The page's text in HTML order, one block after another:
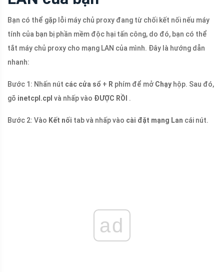
Bạn có thể gặp lỗi máy chủ proxy đang từ chối kết nối nếu máy
tính của bạn bị phần mềm độc hại tấn công, do đó, bạn có thể
tắt máy chủ proxy cho mạng LAN của mình. Đây là hướng dẫn
nhanh:
Bước 1: Nhấn nút các cửa sổ + R phím để mở Chạy hộp. Sau đó,
gõ inetcpl.cpl và nhấp vào ĐƯỢC RỒI .
Bước 2: Vào Kết nối tab và nhấp vào cài đặt mạng Lan cái nút.
ad